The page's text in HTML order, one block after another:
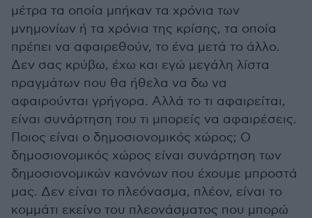
μέτρα τα οποία μπήκαν τα χρόνια των
μνημονίων ή τα χρόνια της κρίσης, τα οποία
πρέπει να αφαιρεθούν, το ένα μετά το άλλο.
Δεν σας κρύβω, έχω και εγώ μεγάλη λίστα
πραγμάτων που θα ήθελα να δω να
αφαιρούνται γρήγορα. Αλλά το τι αφαιρείται,
είναι συνάρτηση του τι μπορείς να αφαιρέσεις.
Ποιος είναι ο δημοσιονομικός χώρος; Ο
δημοσιονομικός χώρος είναι συνάρτηση των
δημοσιονομικών κανόνων που έχουμε μπροστά
μας. Δεν είναι το πλεόνασμα, πλέον, είναι το
κομμάτι εκείνο του πλεονάσματος που μπορώ